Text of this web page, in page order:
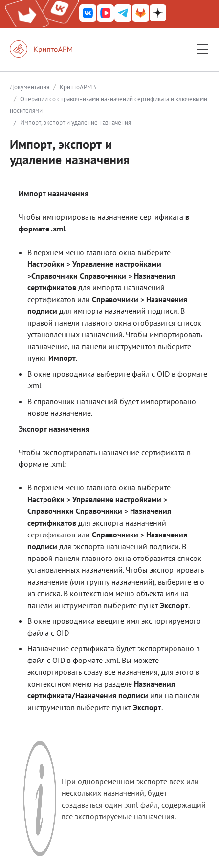
☰
КриптоАРМ Server
Железный почтовый ящик
КриптоАРМ Mobile
КриптоАРМ ID
Решения
Документация
Получить КЭП
Магазин
Полная версия сайта
Документация / КриптоАРМ 5
/ Операции со справочниками назначений сертификата и ключевыми
носителями
/ Импорт, экспорт и удаление назначения
Импорт, экспорт и
удаление назначения
Импорт назначения
Чтобы импортировать назначение сертификата в
формате .xml
В верхнем меню главного окна выберите
Настройки > Управление настройками
>Справочники Справочники > Назначения
сертификатов для импорта назначений
сертификатов или Справочники > Назначения
подписи для импорта назначений подписи. В
правой панели главного окна отобразится список
установленных назначений. Чтобы импортировать
назначение, на панели инструментов выберите
пункт Импорт.
В окне проводника выберите файл с OID в формате
.xml
В справочник назначений будет импортировано
новое назначение.
Экспорт назначения
Чтобы экспортировать назначение сертификата в
формате .xml:
В верхнем меню главного окна выберите
Настройки > Управление настройками >
Справочники Справочники > Назначения
сертификатов для экспорта назначений
сертификатов или Справочники > Назначения
подписи для экспорта назначений подписи. В
правой панели главного окна отобразится список
установленных назначений. Чтобы экспортировать
назначение (или группу назначений), выберите его
из списка. В контекстном меню объекта или на
панели инструментов выберите пунктЭкспорт.
В окне проводника введите имя экспортируемого
файла с OID
Назначение сертификата будет экспортировано в
файл с OID в формате .xml. Вы можете
экспортировать сразу все назначения, для этого в
контекстном меню на разделе Назначения
сертификата/Назначения подписи или на панели
инструментов выберите пунктЭкспорт.
При одновременном экспорте всех или
нескольких назначений, будет
создаваться один .xml файл, содержащий
все экспортируемые назначения.